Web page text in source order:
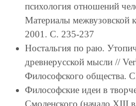
психология отношений
Материалы межвузовской
2001. С. 235-237
Ностальгия по раю.
древнерусской мысли //
Философского общества.
Философские идеи в
Смоленского (начало XIII